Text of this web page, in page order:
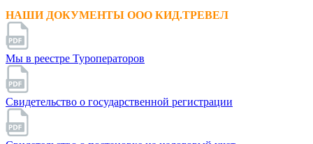
НАШИ ДОКУМЕНТЫ ООО КИД.ТРЕВЕЛ
Мы в реестре Туроператоров
Свидетельство о государственной регистрации